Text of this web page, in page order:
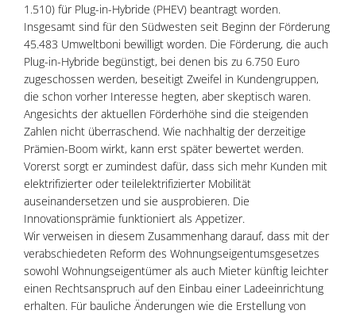
1.510) für Plug-in-Hybride (PHEV) beantragt worden.
Insgesamt sind für den Südwesten seit Beginn der Förderung
45.483 Umweltboni bewilligt worden. Die Förderung, die auch
Plug-in-Hybride begünstigt, bei denen bis zu 6.750 Euro
zugeschossen werden, beseitigt Zweifel in Kundengruppen,
die schon vorher Interesse hegten, aber skeptisch waren.
Angesichts der aktuellen Förderhöhe sind die steigenden
Zahlen nicht überraschend. Wie nachhaltig der derzeitige
Prämien-Boom wirkt, kann erst später bewertet werden.
Vorerst sorgt er zumindest dafür, dass sich mehr Kunden mit
elektrifizierter oder teilelektrifizierter Mobilität
auseinandersetzen und sie ausprobieren. Die
Innovationsprämie funktioniert als Appetizer.
Wir verweisen in diesem Zusammenhang darauf, dass mit der
verabschiedeten Reform des Wohnungseigentumsgesetzes
sowohl Wohnungseigentümer als auch Mieter künftig leichter
einen Rechtsanspruch auf den Einbau einer Ladeeinrichtung
erhalten. Für bauliche Änderungen wie die Erstellung von